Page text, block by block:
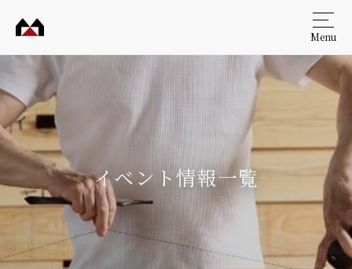
工務
Menu
イベント情報一覧